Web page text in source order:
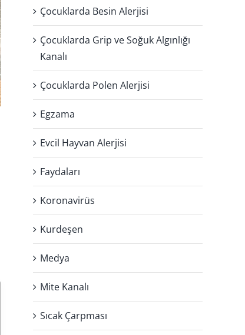
Çocuklarda Besin Alerjisi
Çocuklarda Grip ve Soğuk Algınlığı
Kanalı
Çocuklarda Polen Alerjisi
Egzama
Evcil Hayvan Alerjisi
Faydaları
Koronavirüs
Kurdeşen
Medya
Mite Kanalı
Sıcak Çarpması